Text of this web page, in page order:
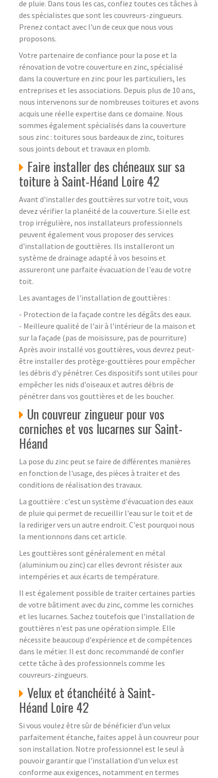
de pluie. Dans tous les cas, confiez toutes ces tâches à
des spécialistes que sont les couvreurs-zingueurs.
Prenez contact avec l'un de ceux que nous vous
proposons.
Votre partenaire de confiance pour la pose et la
rénovation de votre couverture en zinc, spécialisé
dans la couverture en zinc pour les particuliers, les
entreprises et les associations. Depuis plus de 10 ans,
nous intervenons sur de nombreuses toitures et avons
acquis une réelle expertise dans ce domaine. Nous
sommes également spécialisés dans la couverture
sous zinc : toitures sous bardeaux de zinc, toitures
sous joints debout et travaux en plomb.
Faire installer des chéneaux sur sa
toiture à Saint-Héand Loire 42
Avant d'installer des gouttières sur votre toit, vous
devez vérifier la planéité de la couverture. Si elle est
trop irrégulière, nos installateurs professionnels
peuvent également vous proposer des services
d'installation de gouttières. Ils installeront un
système de drainage adapté à vos besoins et
assureront une parfaite évacuation de l'eau de votre
toit.
Les avantages de l'installation de gouttières :
- Protection de la façade contre les dégâts des eaux.
- Meilleure qualité de l'air à l'intérieur de la maison et
sur la façade (pas de moisissure, pas de pourriture)
Après avoir installé vos gouttières, vous devrez peut-
être installer des protège-gouttières pour empêcher
les débris d'y pénétrer. Ces dispositifs sont utiles pour
empêcher les nids d'oiseaux et autres débris de
pénétrer dans vos gouttières et de les boucher.
Un couvreur zingueur pour vos
corniches et vos lucarnes sur Saint-
Héand
La pose du zinc peut se faire de différentes manières
en fonction de l'usage, des pièces à traiter et des
conditions de réalisation des travaux.
La gouttière : c'est un système d'évacuation des eaux
de pluie qui permet de recueillir l'eau sur le toit et de
la rediriger vers un autre endroit. C'est pourquoi nous
la mentionnons dans cet article.
Les gouttières sont généralement en métal
(aluminium ou zinc) car elles devront résister aux
intempéries et aux écarts de température.
Il est également possible de traiter certaines parties
de votre bâtiment avec du zinc, comme les corniches
et les lucarnes. Sachez toutefois que l'installation de
gouttières n'est pas une opération simple. Elle
nécessite beaucoup d'expérience et de compétences
dans le métier. Il est donc recommandé de confier
cette tâche à des professionnels comme les
couvreurs-zingueurs.
Velux et étanchéité à Saint-
Héand Loire 42
Si vous voulez être sûr de bénéficier d'un velux
parfaitement étanche, faites appel à un couvreur pour
son installation. Notre professionnel est le seul à
pouvoir garantir que l'installation d'un velux est
conforme aux exigences, notamment en termes